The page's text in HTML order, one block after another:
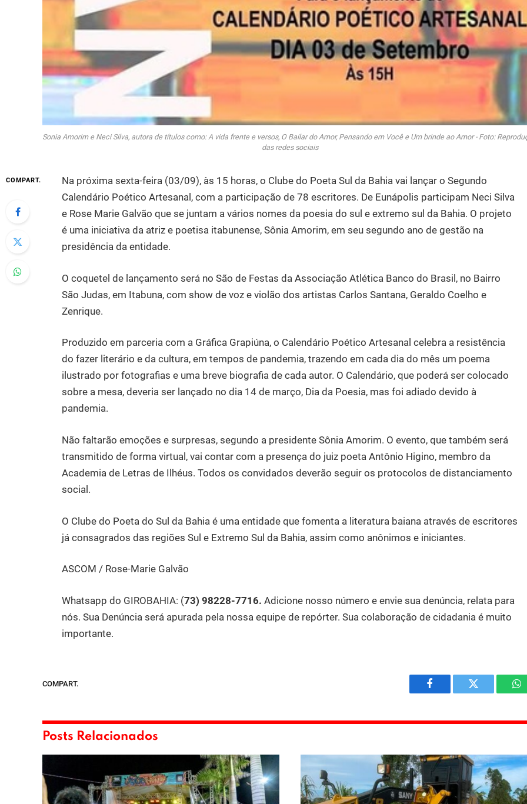
Sonia Amorim e Neci Silva, autora de títulos como: A vida frente e versos, O Bailar do Amor, Pensando em Você e Um brinde ao Amor - Foto:
das redes sociais
COMPART.
Na próxima sexta-feira (03/09), às 15 horas, o Clube do Poeta Sul da Bahia vai lançar o Segundo
Calendário Poético Artesanal, com a participação de 78 escritores. De Eunápolis participam Neci Silva
e Rose Marie Galvão que se juntam a vários nomes da poesia do sul e extremo sul da Bahia. O projeto
é uma iniciativa da atriz e poetisa itabunense, Sônia Amorim, em seu segundo ano de gestão na
presidência da entidade.
O coquetel de lançamento será no São de Festas da Associação Atlética Banco do Brasil, no Bairro
São Judas, em Itabuna, com show de voz e violão dos artistas Carlos Santana, Geraldo Coelho e
Zenrique.
Produzido em parceria com a Gráfica Grapiúna, o Calendário Poético Artesanal celebra a resistência
do fazer literário e da cultura, em tempos de pandemia, trazendo em cada dia do mês um poema
ilustrado por fotografias e uma breve biografia de cada autor. O Calendário, que poderá ser colocado
sobre a mesa, deveria ser lançado no dia 14 de março, Dia da Poesia, mas foi adiado devido à
pandemia.
Não faltarão emoções e surpresas, segundo a presidente Sônia Amorim. O evento, que também será
transmitido de forma virtual, vai contar com a presença do juiz poeta Antônio Higino, membro da
Academia de Letras de Ilhéus. Todos os convidados deverão seguir os protocolos de distanciamento
social.
O Clube do Poeta do Sul da Bahia é uma entidade que fomenta a literatura baiana através de escritores
já consagrados das regiões Sul e Extremo Sul da Bahia, assim como anônimos e iniciantes.
ASCOM / Rose-Marie Galvão
Whatsapp do GIROBAHIA: (73) 98228-7716.Adicione nosso número e envie sua denúncia, relata para
nós. Sua Denúncia será apurada pela nossa equipe de repórter. Sua colaboração de cidadania é muito
importante.
COMPART.
Facebook Twitter
Posts Relacionados